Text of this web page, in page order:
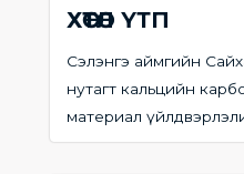
ХӨТӨЛ ҮТП
Сэлэнгэ аймгийн
нутагт кальцийн
материал